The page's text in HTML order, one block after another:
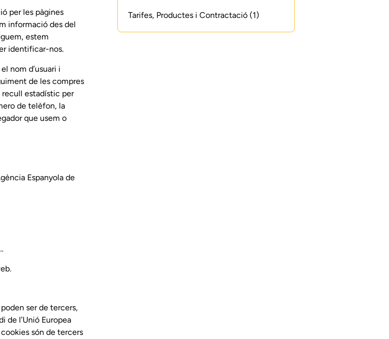
per les pàgines
informació des del
estem
identificar-nos.
nom d’usuari i
de les compres
recull estadístic per
de telèfon, la
que usem o
Espanyola de
ser de tercers,
de l’Unió Europea
són de tercers
Tarifes, Productes i Contractació (1)